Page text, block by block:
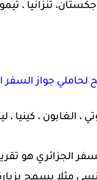
تنزانيا ،
لحاملي جواز السفر
، الغابون ، كينيا ،
الجزائري هو
مثلا يسمح بزيارة